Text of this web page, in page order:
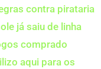
contra pirataria
já saiu de linha
comprado
aqui para os